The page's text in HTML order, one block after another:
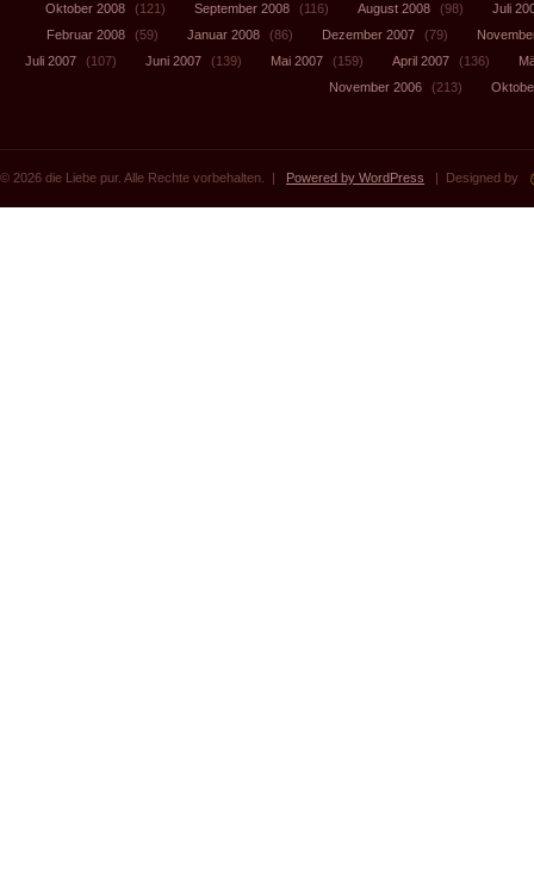
Oktober 2008
(121) September 2008 (116) August 2008 (98)
Juli
Februar 2008
(59) Januar 2008 (86) Dezember 2007 (79)
Juli 2007
(107) Juni 2007 (139) Mai 2007 (159) April 2007 (136)
November 2006
(213)
© 2026 die Liebe pur. Alle Rechte vorbehalten. | Powered by WordPress | Designed by